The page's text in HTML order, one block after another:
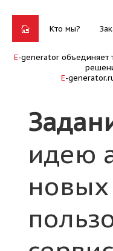
Кто мы?
E-generator объединяет
E-
идею